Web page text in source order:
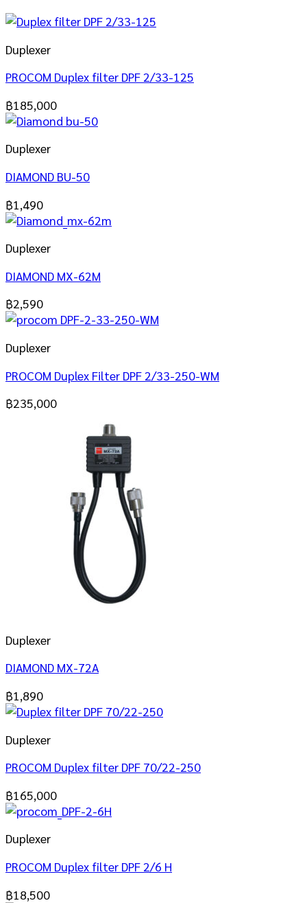
Duplexer
PROCOM Duplex filter DPF 2/33-125
฿185,000
Duplexer
DIAMOND BU-50
฿1,490
Duplexer
DIAMOND MX-62M
฿2,590
Duplexer
PROCOM Duplex Filter DPF 2/33-250-WM
฿235,000
Duplexer
DIAMOND MX-72A
฿1,890
Duplexer
PROCOM Duplex filter DPF 70/22-250
฿165,000
Duplexer
PROCOM Duplex filter DPF 2/6 H
฿18,500